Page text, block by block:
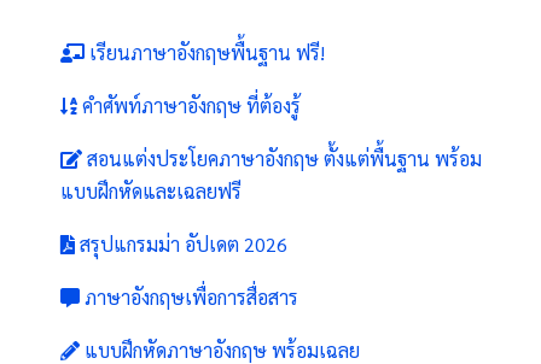
เรียนภาษาอังกฤษพื้นฐาน ฟรี!
คำศัพท์ภาษาอังกฤษ ที่ต้องรู้
สอนแต่งประโยคภาษาอังกฤษ ตั้งแต่พื้นฐาน พร้อม
แบบฝึกหัดและเฉลยฟรี
สรุปแกรมม่า อัปเดต 2026
ภาษาอังกฤษเพื่อการสื่อสาร
แบบฝึกหัดภาษาอังกฤษ พร้อมเฉลย